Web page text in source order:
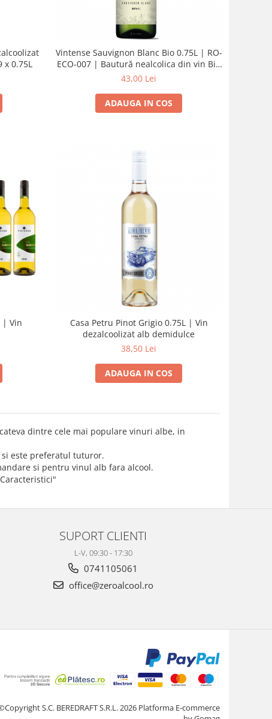
0.75L
Vintense Sauvignon Blanc Bio 0.75L | RO-
ECO-007 | Bautură nealcolica din vin Bio
dezalcoolizat | lot L25196P
43,00 Lei
ADAUGA IN COS
| Vin
Casa Petru Pinot Grigio 0.75L | Vin
dezalcoolizat alb demidulce
38,50 Lei
ADAUGA IN COS
dintre cele mai populare vinuri albe, in
este preferatul tuturor.
si pentru vinul alb fara alcool.
SUPORT CLIENTI
L-V, 09:30 - 17:30
0741105061
office@zeroalcool.ro
S.C. BEREDRAFT S.R.L. 2026 Platforma E-commerce